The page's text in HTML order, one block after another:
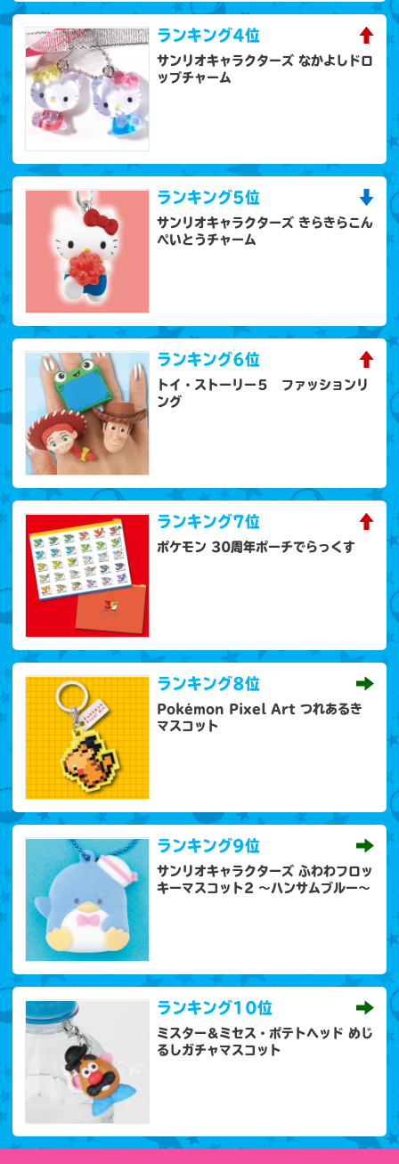
ランキング4位
サンリオキャラクターズ なかよしドロ
ップチャーム
ランキング5位
サンリオキャラクターズ きらきらこん
ぺいとうチャーム
ランキング6位
トイ・ストーリー５ ファッションリ
ング
ランキング7位
ポケモン 30周年ポーチでらっくす
ランキング8位
Pokémon Pixel Art つれあるき
マスコット
ランキング9位
サンリオキャラクターズ ふわわフロッ
キーマスコット2 ～ハンサムブルー～
ランキング10位
ミスター＆ミセス・ポテトヘッド めじ
るしガチャマスコット